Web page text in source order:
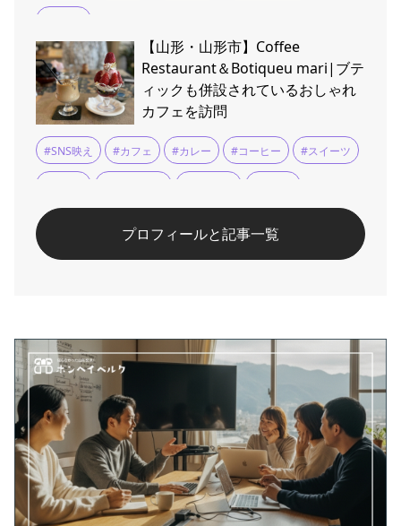
【山形・山形市】Coffee
Restaurant＆Botiqueu mari|ブテ
ィックも併設されているおしゃれ
カフェを訪問
#SNS映え #カフェ #カレー #コーヒー #スイーツ
プロフィールと記事一覧